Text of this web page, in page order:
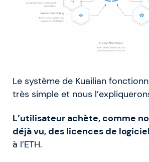
Le système de Kuailian
très simple et nous
L’utilisateur achète, comme
déjà vu, des licences de
à l’ETH.